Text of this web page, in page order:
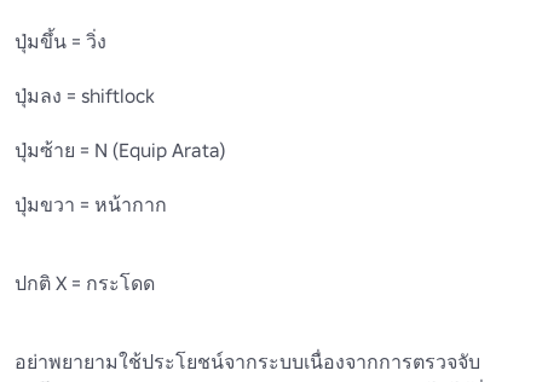
ปุ่มขึ้น = วิ่ง
ปุ่มลง = shiftlock
ปุ่มซ้าย = N (Equip Arata)
ปุ่มขวา = หน้ากาก
ปกติ X = กระโดด
อย่าพยายามใช้ประโยชน์จากระบบเนื่องจากการตรวจจับ